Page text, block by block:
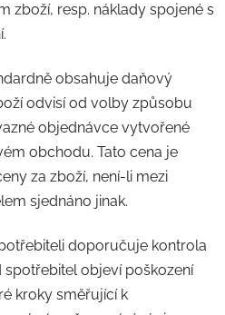
zboží, resp. náklady spojené s
obsahuje daňový
odvisí od volby způsobu
objednávce vytvořené
obchodu. Tato cena je
za zboží, není-li mezi
sjednáno jinak.
doporučuje kontrola
objeví poškození
kroky směřující k